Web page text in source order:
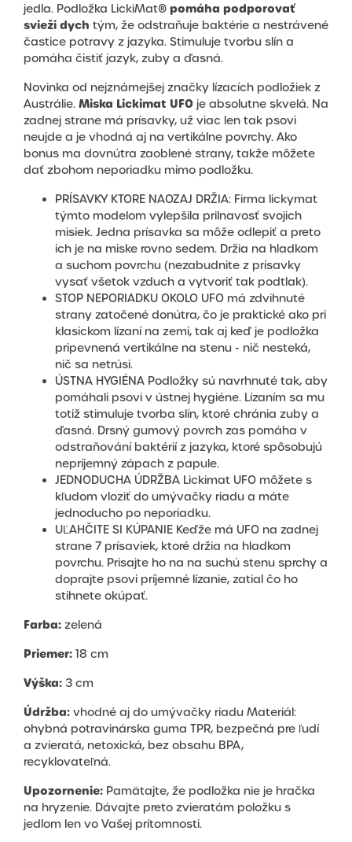
jedla. Podložka LickiMat® pomáha podporovať
svieži dych tým, že odstraňuje baktérie a nestrávené
častice potravy z jazyka. Stimuluje tvorbu slín a
pomáha čistiť jazyk, zuby a ďasná.
Novinka od nejznámejšej značky lízacích podložiek z
Austrálie. Miska Lickimat UFO je absolutne skvelá. Na
zadnej strane má prísavky, už viac len tak psovi
neujde a je vhodná aj na vertikálne povrchy. Ako
bonus ma dovnútra zaoblené strany, takže môžete
dať zbohom neporiadku mimo podložku.
PRÍSAVKY KTORE NAOZAJ DRŽIA: Firma lickymat
týmto modelom vylepšila prilnavosť svojich
misiek. Jedna prísavka sa môže odlepiť a preto
ich je na miske rovno sedem. Držia na hladkom
a suchom povrchu (nezabudnite z prísavky
vysať všetok vzduch a vytvoriť tak podtlak).
STOP NEPORIADKU OKOLO UFO má zdvihnuté
strany zatočené donútra, čo je praktické ako pri
klasickom lízaní na zemi, tak aj keď je podložka
pripevnená vertikálne na stenu - nič nesteká,
nič sa netrúsi.
ÚSTNA HYGIÉNA Podložky sú navrhnuté tak, aby
pomáhali psovi v ústnej hygiéne. Lízaním sa mu
totiž stimuluje tvorba slín, ktoré chránia zuby a
ďasná. Drsný gumový povrch zas pomáha v
odstraňování baktérií z jazyka, ktoré spôsobujú
nepríjemný zápach z papule.
JEDNODUCHA ÚDRŽBA Lickimat UFO môžete s
kľudom vloziť do umývačky riadu a máte
jednoducho po neporiadku.
UĽAHČITE SI KÚPANIE Keďže má UFO na zadnej
strane 7 prísaviek, ktoré držia na hladkom
povrchu. Prisajte ho na na suchú stenu sprchy a
doprajte psovi príjemné lízanie, zatial čo ho
stihnete okúpať.
Farba: zelená
Priemer: 18 cm
Výška: 3 cm
Údržba: vhodné aj do umývačky riadu Materiál:
ohybná potravinárska guma TPR, bezpečná pre ľudí
a zvieratá, netoxická, bez obsahu BPA,
recyklovateľná.
Upozornenie: Pamätajte, že podložka nie je hračka
na hryzenie. Dávajte preto zvieratám položku s
jedlom len vo Vašej prítomnosti.